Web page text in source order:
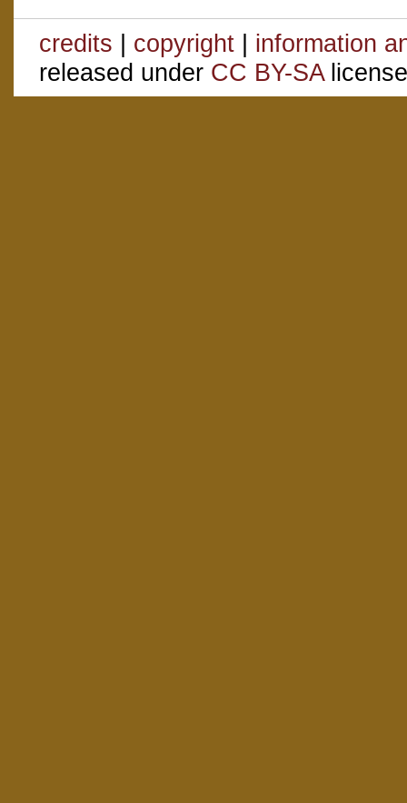
credits | copyright | information
released under CC BY-SA